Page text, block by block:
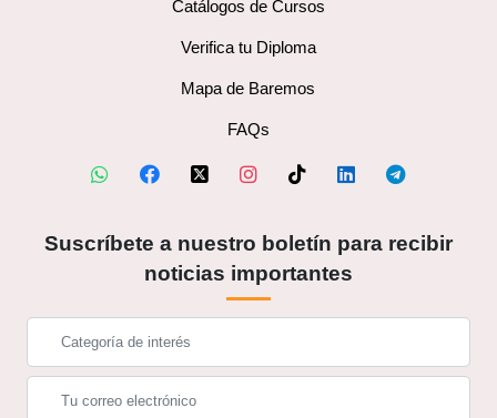
Catálogos de Cursos
Verifica tu Diploma
Mapa de Baremos
FAQs
Suscríbete a nuestro boletín para recibir
noticias importantes